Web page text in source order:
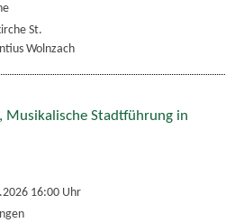
St.
Wolnzach
Musikalische Stadtführung in
16:00 Uhr